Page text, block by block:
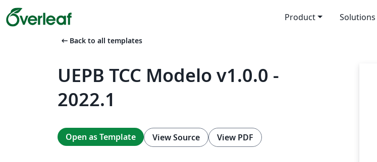
Product Solutions
arrow_left_alt Back to all templates
UEPB TCC Modelo v1.0.0 -
2022.1
Open as Template View Source View PDF